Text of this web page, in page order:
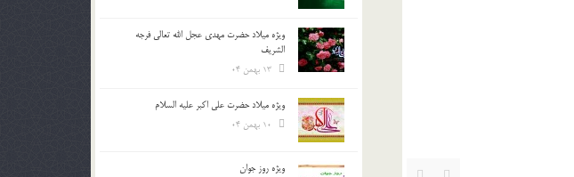
ویژه میلاد حضرت مهدی عجل الله تعالی فرجه
الشريف
ویژه میلاد حضرت علی اکبر علیه السلام
ویژه روز جوان